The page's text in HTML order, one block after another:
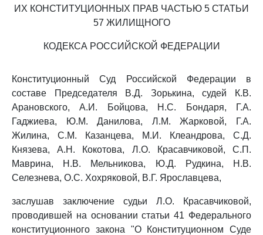
ИХ КОНСТИТУЦИОННЫХ ПРАВ ЧАСТЬЮ 5 СТАТЬИ
57 ЖИЛИЩНОГО
КОДЕКСА РОССИЙСКОЙ ФЕДЕРАЦИИ
Конституционный Суд Российской Федерации в
составе Председателя В.Д. Зорькина, судей К.В.
Арановского, А.И. Бойцова, Н.С. Бондаря, Г.А.
Гаджиева, Ю.М. Данилова, Л.М. Жарковой, Г.А.
Жилина, С.М. Казанцева, М.И. Клеандрова, С.Д.
Князева, А.Н. Кокотова, Л.О. Красавчиковой, С.П.
Маврина, Н.В. Мельникова, Ю.Д. Рудкина, Н.В.
Селезнева, О.С. Хохряковой, В.Г. Ярославцева,
заслушав заключение судьи Л.О. Красавчиковой,
проводившей на основании статьи 41 Федерального
конституционного закона "О Конституционном Суде